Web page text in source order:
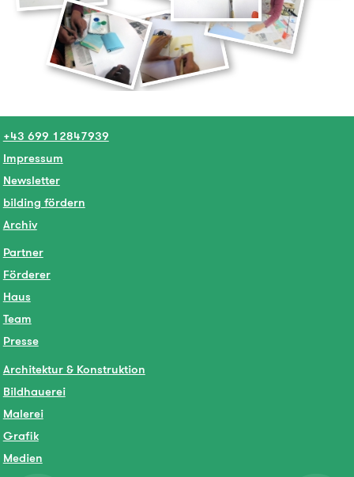
+43 699 12847939
Impressum
Newsletter
bilding fördern
Archiv
Partner
Förderer
Haus
Team
Presse
Architektur & Konstruktion
Bildhauerei
Malerei
Grafik
Medien